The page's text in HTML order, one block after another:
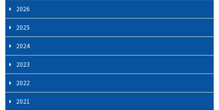
ナ
ビ
ゲ
ー
シ
ョ
ン
2026
2025
2024
2023
2022
2021